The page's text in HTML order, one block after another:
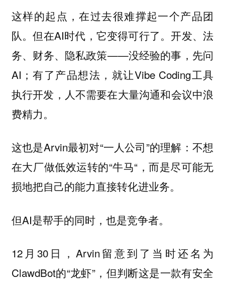
这样的起点，在过去很难撑起一个产品团
队。但在AI时代，它变得可行了。开发、法
务、财务、隐私政策——没经验的事，先问
AI；有了产品想法，就让Vibe Coding工具
执行开发，人不需要在大量沟通和会议中浪
费精力。
这也是Arvin最初对“一人公司”的理解：不想
在大厂做低效运转的“牛马“，而是尽可能无
损地把自己的能力直接转化进业务。
但AI是帮手的同时，也是竞争者。
12月30日，Arvin留意到了当时还名为
ClawdBot的“龙虾”，但判断这是一款有安全